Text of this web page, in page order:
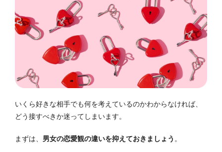
いくら好きな相手でも何を考えているのかわからなければ、
どう接すべきか迷ってしまいます。
まずは、 男女の恋愛観の違いを抑えておきましょう 。